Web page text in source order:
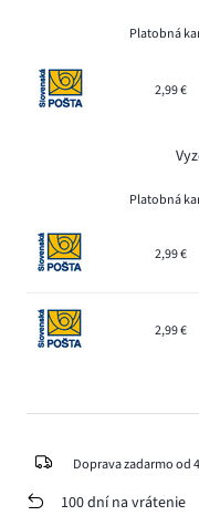
Platobná
2,99 €
Platobná
2,99 €
2,99 €
Doprava zadarmo od
100 dní na vrátenie